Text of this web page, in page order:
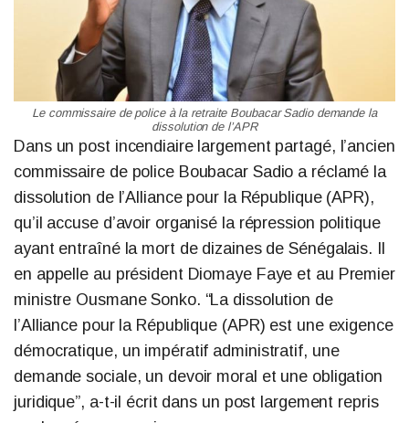
Le commissaire de police à la retraite Boubacar Sadio demande la
dissolution de l’APR
Dans un post incendiaire largement partagé, l’ancien
commissaire de police Boubacar Sadio a réclamé la
dissolution de l’Alliance pour la République (APR),
qu’il accuse d’avoir organisé la répression politique
ayant entraîné la mort de dizaines de Sénégalais. Il
en appelle au président Diomaye Faye et au Premier
ministre Ousmane Sonko. “La dissolution de
l’Alliance pour la République (APR) est une exigence
démocratique, un impératif administratif, une
demande sociale, un devoir moral et une obligation
juridique”, a-t-il écrit dans un post largement repris